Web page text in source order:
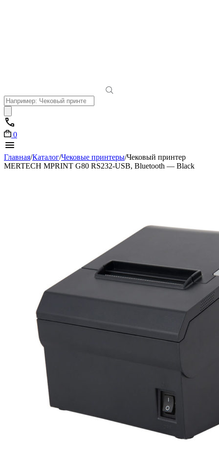
Поиск
товаров
0
Главная/Каталог/Чековые принтеры/Чековый принтер
MERTECH MPRINT G80 RS232-USB, Bluetooth — Black